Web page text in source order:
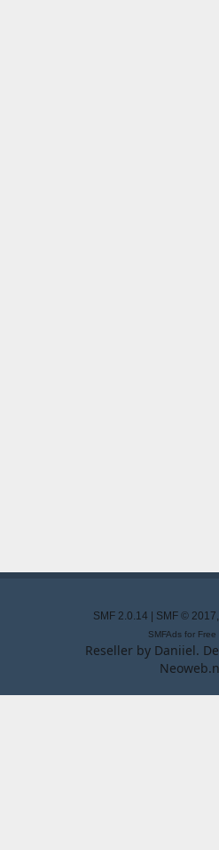
SMF 2.0.14 SMF © 2017,
SMFAds for Free
Reseller by Daniiel.